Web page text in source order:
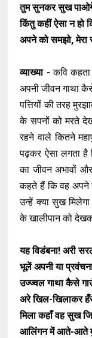
तुम सुनकर सुख पाओगे,
किंतु कहीं ऐसा न हो
अपने को समझो, मेरा
व्याख्या -कवि
अपनी जीवन गाथा
पत्तियों की तरह
के सपनों को मरते
रहने वाले कितने
पढ़कर ऐसा लगता है
का जीवन अभावों
कहते हैं कि वह अपने
उन्हें क्या सुख
के खालीपान को
यह विडंबना! अरी
भूलें अपनी या
उज्ज्वल गाथा कैसे
अरे खिल-खिलाकर
मिला कहाँ वह सुख
आलिंगन में आते-आते